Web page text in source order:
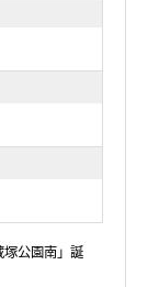
公園南」誕